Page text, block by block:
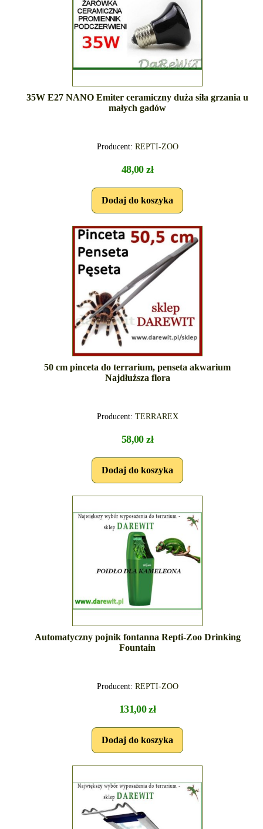
35W E27 NANO Emiter ceramiczny duża siła grzania u
małych gadów
Producent: REPTI-ZOO
48,00 zł
50 cm pinceta do terrarium, penseta akwarium
Najdłuższa flora
Producent: TERRAREX
58,00 zł
Automatyczny pojnik fontanna Repti-Zoo Drinking
Fountain
Producent: REPTI-ZOO
131,00 zł